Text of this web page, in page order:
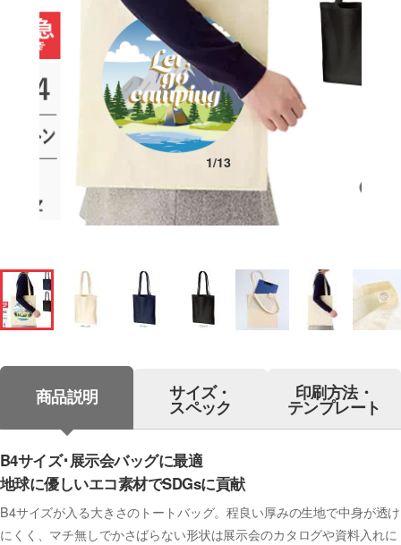
1/13
商品説明 サイズ・
スペック
印刷方法・
テンプレート
B4サイズ･展示会バッグに最適
地球に優しいエコ素材でSDGsに貢献
B4サイズが入る大きさのトートバッグ。程良い厚みの生地で中身が透け
にくく、マチ無しでかさばらない形状は展示会のカタログや資料入れに